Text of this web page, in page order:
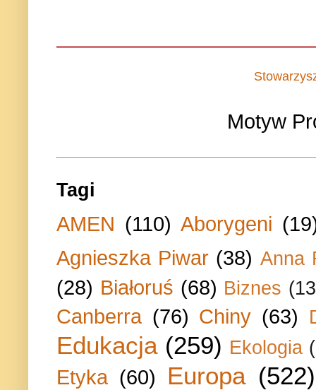
Motyw
Tagi
AMEN (110) Aborygeni
Agnieszka Piwar (38) Anna
(28) Białoruś (68) Biznes
Canberra (76) Chiny (63)
Edukacja (259) Ekologia
Etyka (60) Europa (522)